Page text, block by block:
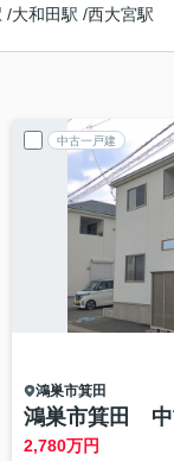
/大和田駅 /西大宮駅
中古一戸建
鴻巣市箕田
鴻巣市箕田
2,780万円